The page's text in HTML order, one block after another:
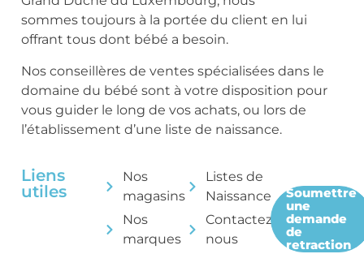
sommes toujours à la portée du client en lui
offrant tous dont bébé a besoin.
Nos conseillères de ventes spécialisées dans le
domaine du bébé sont à votre disposition pour
vous guider le long de vos achats, ou lors de
l’établissement d’une liste de naissance.
Liens
utiles
Nos
magasins
Nos
marques
Listes de
Naissance
Contactez-
nous
Soumettre
une
demande
de
retraction